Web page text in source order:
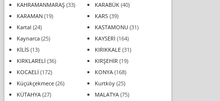
KAHRAMANMARAŞ(33) KARABÜK(40)
KARAMAN(19) KARS(39)
Kartal (24) KASTAMONU (31)
Kaynarca(25) KAYSERİ (164)
KİLİS(13) KIRIKKALE(31)
KIRKLARELİ (36) KIRŞEHİR (19)
KOCAELİ (172) KONYA(168)
Küçükçekmece(26) Kurtköy(25)
KÜTAHYA(27) MALATYA(75)